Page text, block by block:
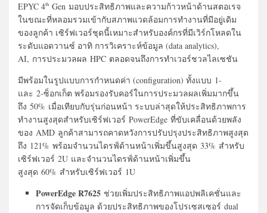
EPYC 4th Gen มอบประสิทธิภาพและความก้าวหน้าด้านสตอเรจ
ในขณะที่หลอมรวมเข้ากับสภาพแวดล้อมการทำงานที่มีอยู่เดิม
ของลูกค้า เซิร์ฟเวอร์ชุดนี้เหมาะสำหรับองค์กรที่มีเวิร์กโหลดใน
ระดับแอดวานซ์ อาทิ การวิเคราะห์ข้อมูล (data analytics),
AI, การประมวลผล HPC ตลอดจนถึงการทำเวอร์ชวลไลเซชัน
มีพร้อมในรูปแบบการกำหนดค่า (configuration) ทั้งแบบ 1-
และ 2-ซ็อกเก็ต พร้อมรองรับคอร์ในการประมวลผลเพิ่มมากขึ้น
ถึง 50% เมื่อเทียบกับรุ่นก่อนหน้า ระบบล่าสุดให้ประสิทธิภาพการ
ทำงานสูงสุดสำหรับเซิร์ฟเวอร์ PowerEdge ที่ขับเคลื่อนด้วยพลัง
ของ AMD ลูกค้าสามารถคาดหวังการปรับปรุงประสิทธิภาพสูงสุด
ถึง 121% พร้อมจำนวนไดรฟ์ด้านหน้าเพิ่มขึ้นสูงสุด 33% สำหรับ
เซิร์ฟเวอร์ 2U และจำนวนไดรฟ์ด้านหน้าเพิ่มขึ้น
สูงสุด 60% สำหรับเซิร์ฟเวอร์ 1U
PowerEdge R7625 ช่วยเพิ่มประสิทธิภาพแอปพลิเคชั่นและ
การจัดเก็บข้อมูล ด้วยประสิทธิภาพของโปรเซสเซอร์ dual